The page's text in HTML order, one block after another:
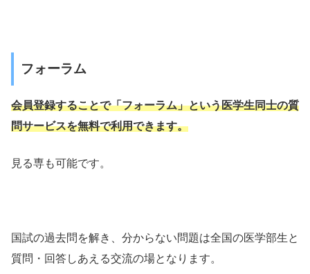
フォーラム
会員登録することで「フォーラム」という医学生同士の質
問サービスを無料で利用できます。
見る専も可能です。
国試の過去問を解き、分からない問題は全国の医学部生と
質問・回答しあえる交流の場となります。